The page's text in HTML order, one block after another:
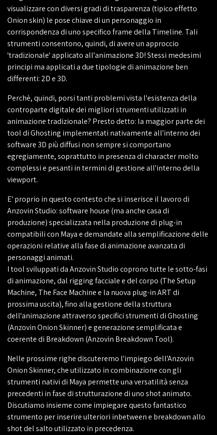
visualizzare con diversi gradi di trasparenza (tipico effetto
Onion skin) le pose chiave di un personaggio in
corrispondenza di uno specifico frame della Timeline. Tali
strumenti consentono, quindi, di avere un approccio
'tradizionale' applicato all'animazione 3D! Stessi medesimi
principi ma applicati a due tipologie di animazione ben
differenti: 2D e 3D.
Perchè, quindi, porsi tanti problemi vista l'esistenza della
controparte digitale dei migliori strumenti utilizzati in
animazione tradizionale? Presto detto: la maggior parte dei
tool di Ghosting implementati nativamente all'interno dei
software 3D più diffusi non sempre si comportano
egregiamente, soprattutto in presenza di character molto
complessi e pesanti in termini di gestione all'interno della
viewport.
E' proprio in questo contesto che si inserisce il lavoro di
Anzovin Studio: software house (ma anche casa di
produzione) specializzata nella produzione di plug-in
compatibili con Maya e demandate alla semplificazione delle
operazioni relative alla fase di animazione avanzata di
personaggi animati.
I tool sviluppati da Anzovin Studio coprono tutte le sotto-fasi
di animazione, dal rigging facciale e del corpo (The Setup
Machine, The Face Machine e la nuova plug-in ART di
prossima uscita), fino alla gestione della struttura
dell'animazione attraverso specifici strumenti di Ghosting
(Anzovin Onion Skinner) e generazione semplificata e
coerente di Breakdown (Anzovin Breakdown Tool).
Nelle prossime righe discuteremo l'impiego dell'Anzovin
Onion Skinner, che utilizzato in combinazione con gli
strumenti nativi di Maya permette una versatilità senza
precedenti in fase di strutturazione di uno shot animato.
Discutiamo insieme come impiegare questo fantastico
strumento per inserire ulteriori inbetween e breakdown allo
shot del salto utilizzato in precedenza.